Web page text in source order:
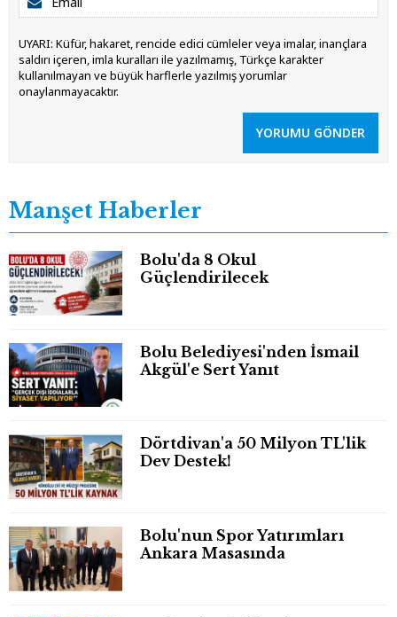
UYARI: Küfür, hakaret, rencide edici cümleler veya imalar, inançlara
saldırı içeren, imla kuralları ile yazılmamış, Türkçe karakter
kullanılmayan ve büyük harflerle yazılmış yorumlar
onaylanmayacaktır.
YORUMU GÖNDER
Manşet Haberler
Bolu'da 8 Okul
Güçlendirilecek
Bolu Belediyesi'nden İsmail
Akgül'e Sert Yanıt
Dörtdivan'a 50 Milyon TL'lik
Dev Destek!
Bolu'nun Spor Yatırımları
Ankara Masasında